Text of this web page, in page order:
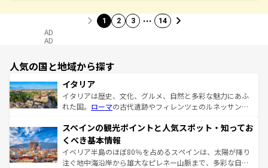
1 2 3 … 14
AD
AD
人気の国と地域から探す
イタリア
イタリアは歴史、文化、グルメ、自然と多彩な魅力にあふ
れた国。 ローマの古代遺跡やフィレンツェのルネッサンス
ろん、トスカーナの美しい田園風景やアマルフィ海岸の絶
景など、自然景観も見逃せない。観光の合間には、本場の
ピザやパスタなど、絶品のイタリア料理を堪能することも
できる。朝目覚めてから夜眠るまで、すべての瞬間を楽し
スペインの観光ポイントと人気スポット・知ってお
くべき基本情報
イベリア半島のほぼ80％を占めるスペインは、太陽が降り
注ぐ地中海沿岸から雄大なピレネー山脈まで、多彩な自然